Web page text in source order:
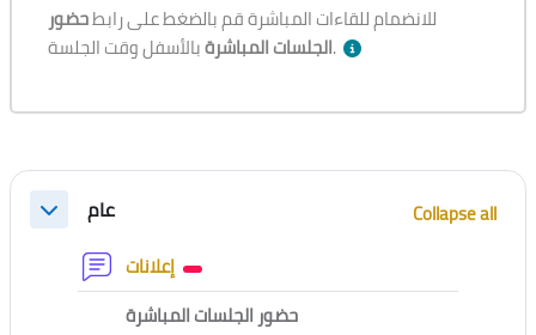
للانضمام للقاءات المباشرة قم بالضغط على رابطحضور
الجلسات المباشرةبالأسفل وقت الجلسة.
Section outline
Collapseعام
Collapse all
Forum
حضور الجلسات المباشرةExternal tool